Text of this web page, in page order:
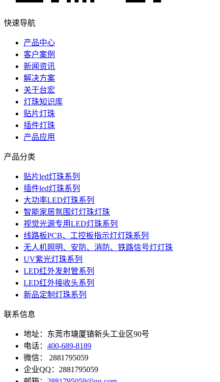
快速导航
产品中心
客户案例
新闻资讯
解决方案
关于台宏
灯珠知识库
贴片灯珠
插件灯珠
产品应用
产品分类
贴片led灯珠系列
插件led灯珠系列
大功率LED灯珠系列
智能家居氛围灯灯珠灯珠
视觉光源专用LED灯珠系列
线路板PCB、工控板指示灯灯珠系列
无人机照明、安防、消防、铁路信号灯灯珠
UV紫光灯珠系列
LED红外发射管系列
LED红外接收头系列
新品定制灯珠系列
联系信息
地址：东莞市塘厦镇新头工业区90号
电话： 400-689-8189
微信： 2881795059
企业QQ：2881795059